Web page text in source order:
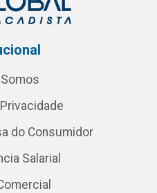
do Consumidor
Salarial